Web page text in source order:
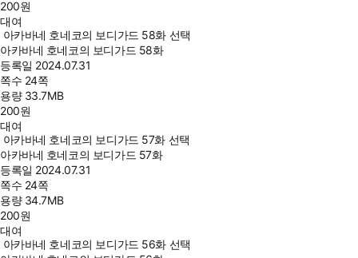
200원
대여
아카바네 호네코의 보디가드 58화 선택
아카바네 호네코의 보디가드 58화
등록일 2024.07.31
쪽수 24쪽
용량 33.7MB
200원
대여
아카바네 호네코의 보디가드 57화 선택
아카바네 호네코의 보디가드 57화
등록일 2024.07.31
쪽수 24쪽
용량 34.7MB
200원
대여
아카바네 호네코의 보디가드 56화 선택